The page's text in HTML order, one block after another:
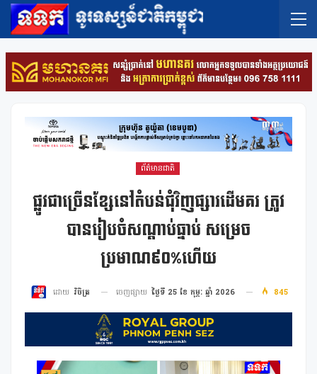
ព័ត៌មានជាតិ
ផ្លូវជាច្រើនខ្សែនៅតំបន់ជុំវិញផ្សារដើមគរ ត្រូវ
បានរៀបចំសណ្តាប់ធ្នាប់ សម្រេច
ប្រមាណ៩០%ហើយ
ដោយ វិចិត្រ ចេញផ្សាយ ថ្ងៃទី 25 ខែ កុម្ភៈ ឆ្នាំ 2026 845